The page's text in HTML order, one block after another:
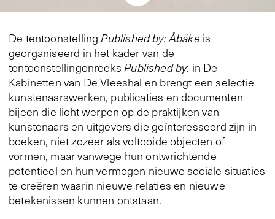
De tentoonstelling Published by: Åbäke is
georganiseerd in het kader van de
tentoonstellingenreeksPublished by: in De
Kabinetten van De Vleeshal en brengt een selectie
kunstenaarswerken, publicaties en documenten
bijeen die licht werpen op de praktijken van
kunstenaars en uitgevers die geïnteresseerd zijn in
boeken, niet zozeer als voltooide objecten of
vormen, maar vanwege hun ontwrichtende
potentieel en hun vermogen nieuwe sociale situaties
te creëren waarin nieuwe relaties en nieuwe
betekenissen kunnen ontstaan.